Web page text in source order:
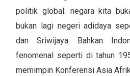
politik global: negara kita
bukan lagi negeri adidaya
dan Sriwijaya. Bahkan
fenomenal seperti di tahun
memimpin Konferensi Asia